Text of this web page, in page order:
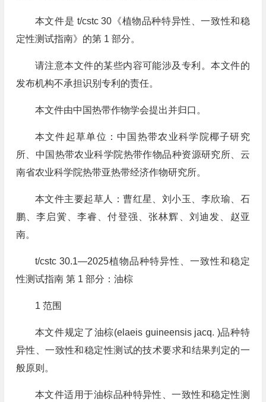
本文件是 t/cstc 30《植物品种特异性、一致性和稳
定性测试指南》的第 1 部分。
请注意本文件的某些内容可能涉及专利。本文件的
发布机构不承担识别专利的责任。
本文件由中国热带作物学会提出并归口。
本文件起草单位：中国热带农业科学院椰子研究
所、中国热带农业科学院热带作物品种资源研究所、云
南省农业科学院热带亚热带经济作物研究所。
本文件主要起草人：曹红星、刘小玉、李欣瑜、石
鹏、李启黉、李睿、付登强、张林辉、刘迪发、赵亚
南。
t/cstc 30.1—2025植物品种特异性、一致性和稳定
性测试指南 第 1 部分：油棕
1 范围
本文件规定了油棕(elaeis guineensis jacq. )品种特
异性、一致性和稳定性测试的技术要求和结果判定的一
般原则。
本文件适用于油棕品种特异性、一致性和稳定性测